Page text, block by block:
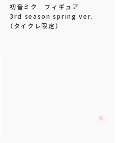
初音ミク フィギュア
3rd season spring ver.
（タイクレ限定）